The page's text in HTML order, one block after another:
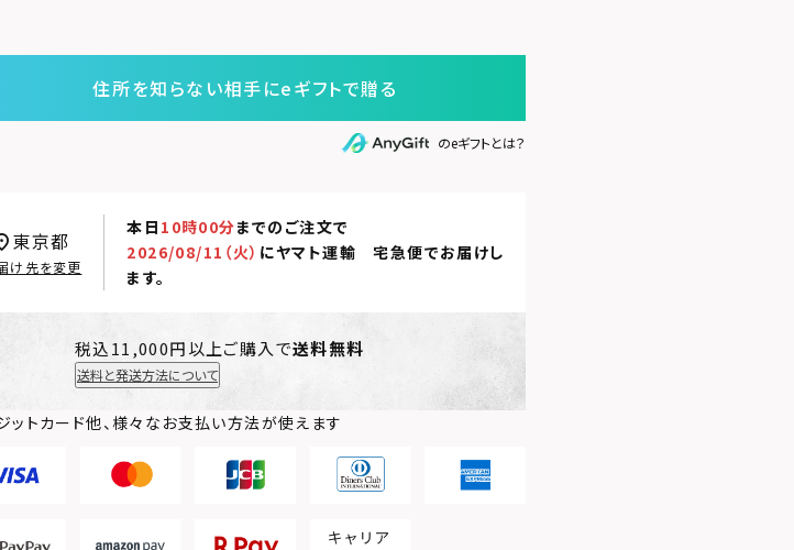
住所を知らない相手にeギフトで贈る
のeギフトとは？
本日 10時00分までのご注文で
2026/08/11（火） にヤマト運輸 宅急便でお届けし
ます。
東京都
け先を変更
税込11,000円以上ご購入で送料無料
送料と発送方法について
ットカード他、様々なお支払い方法が使えます